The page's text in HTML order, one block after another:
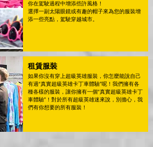
你在駕駛過程中增添些許風格！
選擇一副太陽眼鏡或有趣的帽子來為您的服裝增
添一些亮點，駕駛穿越城市。
租賃服裝
如果你沒有穿上超級英雄服裝，你怎麼能說自己
有過“真實超級英雄卡丁車體驗”呢！我們擁有各
種各樣的服裝，讓你擁有一個“真實超級英雄卡丁
車體驗”！對於所有超級英雄迷來說，別擔心，我
們有你想要的所有服裝！